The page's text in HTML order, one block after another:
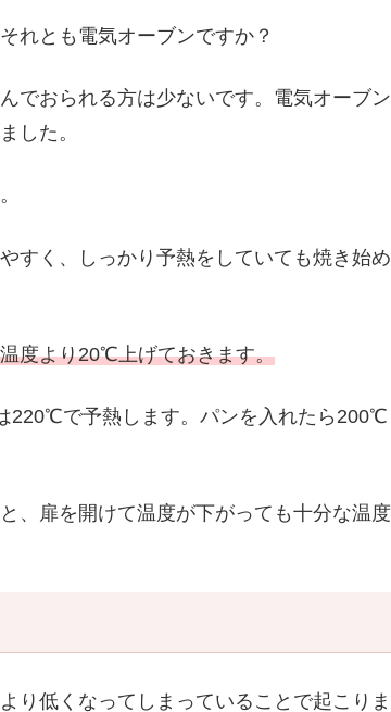
れとも電気オーブンですか？
でおられる方は少ないです。電気オーブン
した。
すく、しっかり予熱をしていても焼き始め
度より20℃上げておきます。
220℃で予熱します。パンを入れたら200℃
、扉を開けて温度が下がっても十分な温度
り低くなってしまっていることで起こりま